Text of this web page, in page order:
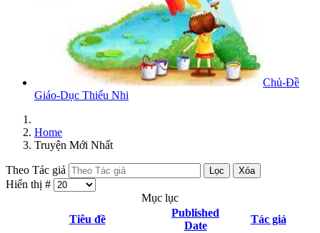
Chủ-Đề
Giáo-Dục Thiếu Nhi
Home
Truyện Mới Nhất
Theo Tác giả Lọc Xóa
Hiển thị #
Mục lục
Tiêu đề
Published
Date
Tác giả